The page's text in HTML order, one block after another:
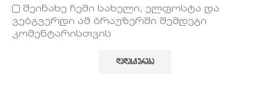
შეინახე ჩემი სახელი, ელფოსტა და
ვებგვერდი ამ ბრაუზერში შემდეგი
კომენტარისთვის